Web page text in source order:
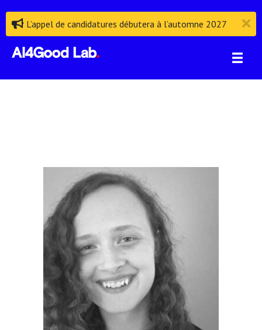
L’appel de candidatures débutera à l’automne 2027